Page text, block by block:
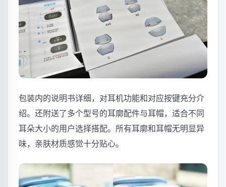
包装内的说明书详细，对耳机功能和对应按键充分介
绍。还附送了多个型号的耳廓配件与耳帽，适合不同
耳朵大小的用户选择搭配。所有耳廓和耳帽无明显异
味，亲肤材质感觉十分贴心。